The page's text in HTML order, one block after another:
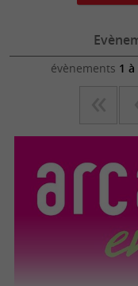
évènements 1 à